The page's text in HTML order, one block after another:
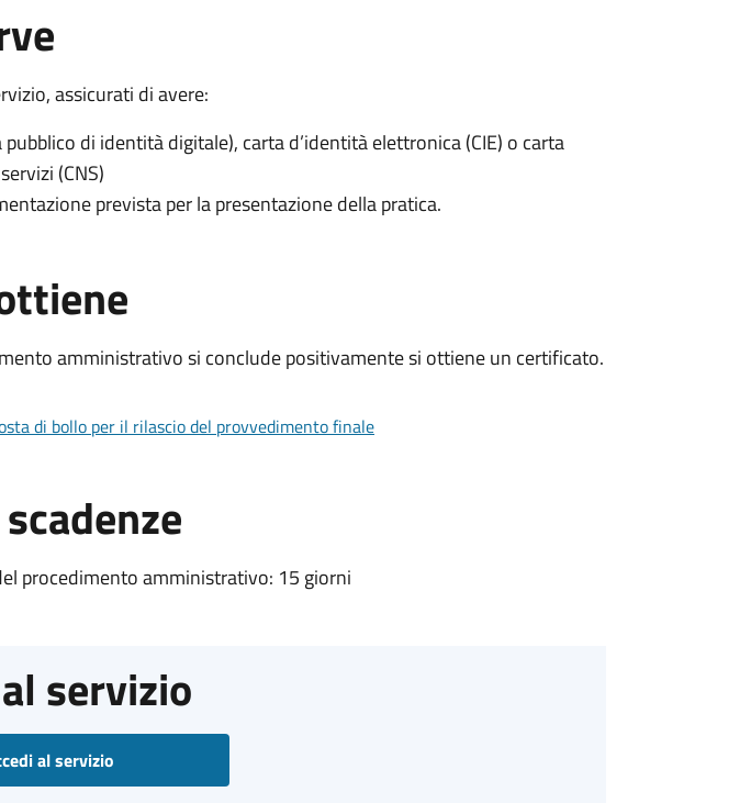
assicurati di avere:
pubblico di identità digitale), carta d’identità elettronica (CIE) o carta
(CNS)
prevista per la presentazione della pratica.
amministrativo si conclude positivamente si ottiene un certificato.
di bollo per il rilascio del provvedimento finale
procedimento amministrativo: 15 giorni
servizio
al servizio